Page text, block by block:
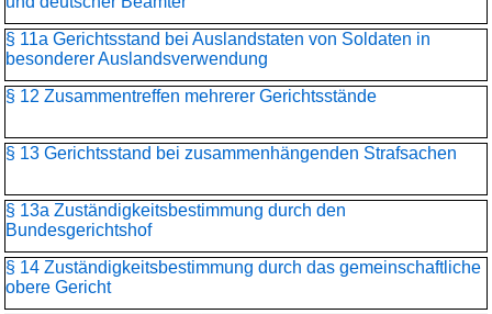
§ 11a Gerichtsstand bei Auslandstaten von Soldaten in
besonderer Auslandsverwendung
§ 12 Zusammentreffen mehrerer Gerichtsstände
§ 13 Gerichtsstand bei zusammenhängenden Strafsachen
§ 13a Zuständigkeitsbestimmung durch den
Bundesgerichtshof
§ 14 Zuständigkeitsbestimmung durch das gemeinschaftliche
obere Gericht